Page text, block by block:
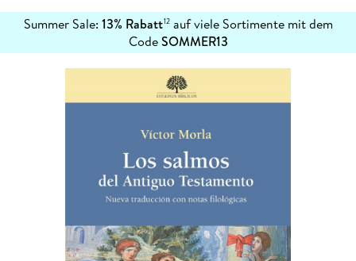
Summer Sale: 13% Rabatt12auf viele Sortimente mit dem
CodeSOMMER13
erfahren